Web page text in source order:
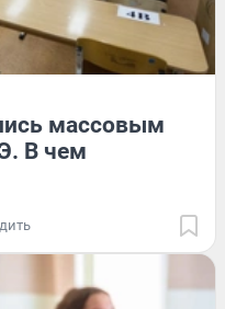
массовым
В чем